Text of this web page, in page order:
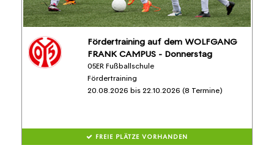
Fördertraining auf dem WOLFGANG
FRANK CAMPUS - Donnerstag
05ER Fußballschule
Fördertraining
20.08.2026 bis 22.10.2026 (8 Termine)
FREIE PLÄTZE VORHANDEN